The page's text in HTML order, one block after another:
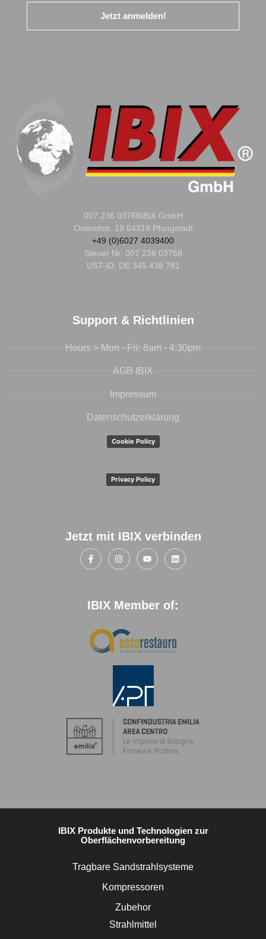
Jetzt anmelden!
007 236 03768IBIX GmbH
Ostendstr. 19 64319 Pfungstadt
+49 (0)6027 4039400
Steuer Nr: 007 236 03768
UST-ID: DE 345 438 781
Support & Richtlinien
Hours > Mon - Fri: 8am - 4:30pm
AGB IBIX
Impressum
Datenschutzerklarung
Cookie Policy
Privacy Policy
Jetzt mit IBIX verbinden
IBIX Member of:
IBIX Produkte und Technologien zur
Oberflächenvorbereitung
Tragbare Sandstrahlsysteme
Kompressoren
Zubehor
Strahlmittel